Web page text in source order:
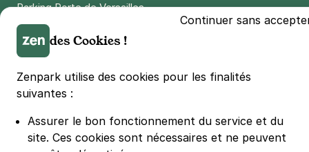
Parking Porte de Versailles
Parking Lille Grand Palais
Parking Euralille
consommation de 20%
#SeDéplacerMoinsPolluer
Continuer sans
des Cookies !
Zenpark utilise des cookies pour les finalités
suivantes :
Assurer le bon fonctionnement du service et du
site. Ces cookies sont nécessaires et ne peuvent